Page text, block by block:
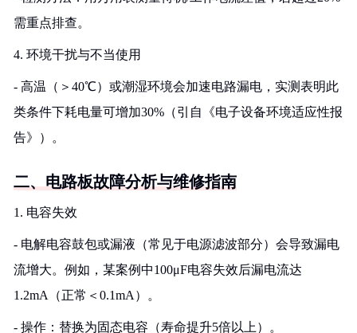
需重点排查。
4. 环境干扰与不当使用
- 高温（＞40℃）或潮湿环境会加速电路漏电，实测表明此
类条件下耗电量可增加30%（引自《电子设备环境适应性报
告》）。
二、电路板故障分析与维修指南
1. 电容失效
- 电解电容鼓包或漏液（常见于电源滤波部分）会导致漏电
流增大。例如，某案例中100μF电容失效后漏电流达
1.2mA（正常＜0.1mA）。
- 操作：替换为固态电容（寿命提升5倍以上）。